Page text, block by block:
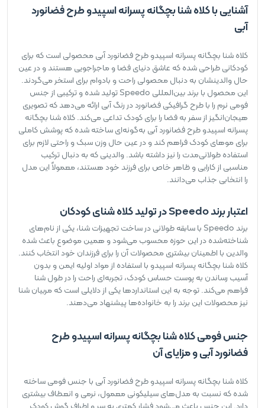
آشنایی با کلاه شنا بچگانه پسرانه اسپیدو طرح فضانورد
آبی
کلاه شنا بچگانه پسرانه اسپیدو طرح فضانورد آبی محصولی است که برای
کودکانی طراحی شده که عاشق دنیای فضا و ماجراجویی هستند و در عین
حال والدینشان به دنبال محصولی راحت و بادوام برای استخر می‌گردند.
این محصول با برند بین‌المللی Speedo تولید شده و ترکیبی از جنس
فومی نرم را با طرح گرافیکی فضانورد در رنگ آبی ارائه می‌دهد که تصویری
هیجان‌انگیز از سفر به فضا را برای کودک تداعی می‌کند. کلاه شنا بچگانه
پسرانه اسپیدو طرح فضانورد آبی به‌گونه‌ای ساخته شده که پوشش کاملی
برای موهای کودک فراهم کند و در عین حال وزن سبک و راحتی لازم برای
استفاده طولانی‌مدت را نیز داشته باشد. والدینی که به دنبال ترکیب
مناسبی از کارایی و ظاهر خاص برای فرزند خود هستند، معمولاً این مدل
را انتخابی جذاب می‌دانند.
اعتبار برند Speedo در تولید کلاه شنای کودکان
برند Speedo با سابقه طولانی در ساخت تجهیزات شنا، یکی از نام‌های
شناخته‌شده در این حوزه محسوب می‌شود و همین موضوع باعث شده
والدین با اطمینان بیشتری محصولات آن را برای فرزندان خود انتخاب کنند.
کلاه شنا بچگانه پسرانه اسپیدو با استفاده از مواد اولیه ایمن و بدون
آسیب رساندن به پوست حساس کودک، تجربه‌ای راحت را در طول شنا
فراهم می‌کند. توجه به این استانداردها یکی از دلایلی است که مربیان شنا
نیز محصولات این برند را به خانواده‌ها پیشنهاد می‌دهند.
جنس فومی کلاه شنا بچگانه پسرانه اسپیدو طرح
فضانورد آبی و مزایای آن
کلاه شنا بچگانه پسرانه اسپیدو طرح فضانورد آبی با جنس فومی ساخته
شده که نسبت به مدل‌های سیلیکونی معمول، نرمی و انعطاف بیشتری